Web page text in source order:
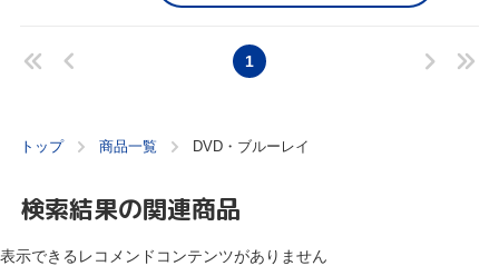
1
トップ 商品一覧 DVD・ブルーレイ
検索結果の関連商品
表示できるレコメンドコンテンツがありません